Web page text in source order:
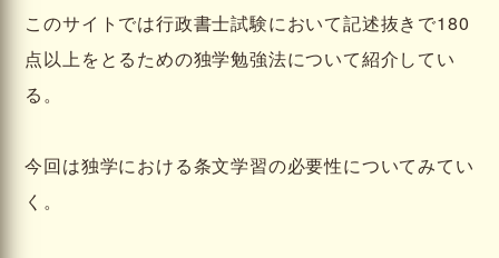
このサイトでは行政書士試験において記述抜きで180
点以上をとるための独学勉強法について紹介してい
る。
今回は独学における条文学習の必要性についてみてい
く。